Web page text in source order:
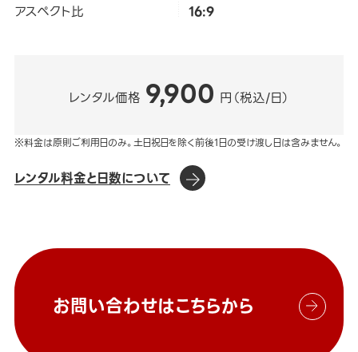
アスペクト比 16:9
レンタル価格 9,900 円（税込/日）
※料金は原則ご利用日のみ。土日祝日を除く前後1日の受け渡し日は含みません。
レンタル料金と日数について
お問い合わせはこちらから